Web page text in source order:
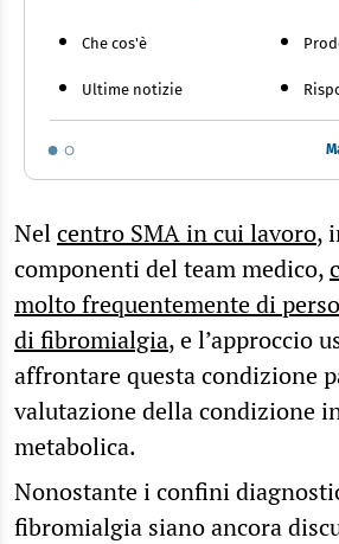
Che cos'è
Ultime notizie
Nelcentro SMA in cui lavoro,
componenti del team medico,
molto frequentemente di
di fibromialgia, e l’approccio
affrontare questa condizione
valutazione della condizione
metabolica.
Nonostante i confini
fibromialgia siano ancora